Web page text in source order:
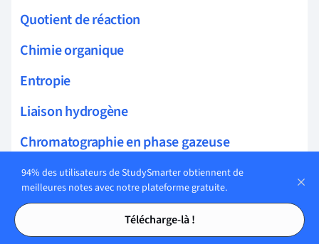
Tables des matières
Tables des matières
Quotient de réaction
Chimie organique
Entropie
Liaison hydrogène
Chromatographie en phase gazeuse
Hydrocarbure
Élément chimique
Chromatographie sur papier
94% des utilisateurs de StudySmarter obtiennent de
meilleures notes avec notre plateforme gratuite.
Télécharge-là !